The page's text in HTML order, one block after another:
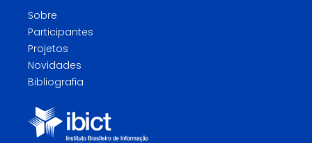
Sobre
Participantes
Projetos
Novidades
Bibliografia